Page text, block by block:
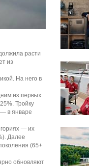
расти
из
На него в
из первых
Тройку
в январе
— их
Далее
(65+
обновляют